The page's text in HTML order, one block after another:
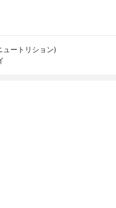
ートリション)